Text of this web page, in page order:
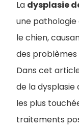
La dysplasie
une
le chien,
des problèmes
Dans cet
de la dysplasie
les plus
traitements